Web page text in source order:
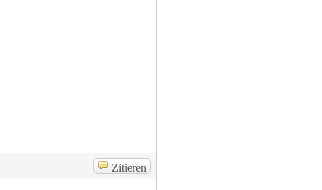
Zitieren